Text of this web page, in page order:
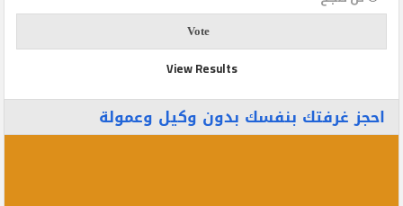
View Results
احجز غرفتك بنفسك بدون وكيل وعمولة